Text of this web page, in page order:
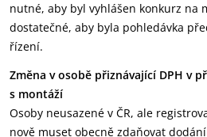
nutné, aby byl vyhlášen konkurz na
dostatečné, aby byla pohledávka
řízení.
Změna v osobě přiznávající DPH v
s montáží
Osoby neusazené v ČR, ale
nově muset obecně zdaňovat